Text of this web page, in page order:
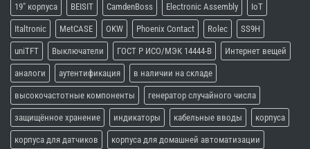
19" корпуса BEISIT CamdenBoss Electronic Assembly IoT
Italtronic MetCASE OKW Phoenix Contact Rolec SS9H
uniTFT Выключатели ГОСТ Р ИСО/МЭК 14444-В Интернет вещей
аналоги аутентификация в наличии на складе
высокочастотные компоненты генератор случайного числа
защищённое хранение индикаторы кабельные вводы корпуса
корпуса для датчиков корпуса для домашней автоматизации